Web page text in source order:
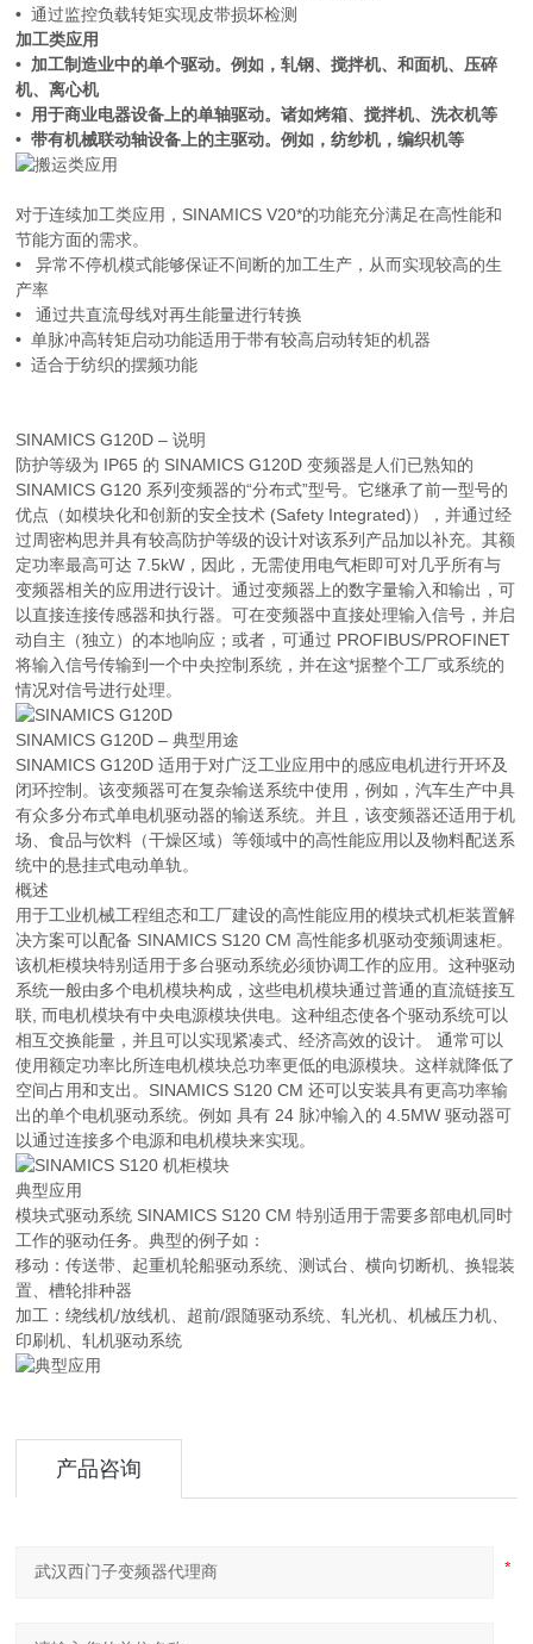
•通过监控负载转矩实现皮带损坏检测
加工类应用
• 加工制造业中的单个驱动。例如，轧钢、搅拌机、和面机、压碎
机、离心机
• 用于商业电器设备上的单轴驱动。诸如烤箱、搅拌机、洗衣机等
• 带有机械联动轴设备上的主驱动。例如，纺纱机，编织机等
对于连续加工类应用，SINAMICS V20*的功能充分满足在高性能和
节能方面的需求。
•异常不停机模式能够保证不间断的加工生产，从而实现较高的生
产率
•通过共直流母线对再生能量进行转换
•单脉冲高转矩启动功能适用于带有较高启动转矩的机器
•适合于纺织的摆频功能
SINAMICS G120D – 说明
防护等级为 IP65 的 SINAMICS G120D 变频器是人们已熟知的
SINAMICS G120 系列变频器的“分布式”型号。它继承了前一型号的
优点（如模块化和创新的安全技术 (Safety Integrated)），并通过经
过周密构思并具有较高防护等级的设计对该系列产品加以补充。其额
定功率最高可达 7.5kW，因此，无需使用电气柜即可对几乎所有与
变频器相关的应用进行设计。通过变频器上的数字量输入和输出，可
以直接连接传感器和执行器。可在变频器中直接处理输入信号，并启
动自主（独立）的本地响应；或者，可通过 PROFIBUS/PROFINET
将输入信号传输到一个中央控制系统，并在这*据整个工厂或系统的
情况对信号进行处理。
SINAMICS G120D – 典型用途
SINAMICS G120D 适用于对广泛工业应用中的感应电机进行开环及
闭环控制。该变频器可在复杂输送系统中使用，例如，汽车生产中具
有众多分布式单电机驱动器的输送系统。并且，该变频器还适用于机
场、食品与饮料（干燥区域）等领域中的高性能应用以及物料配送系
统中的悬挂式电动单轨。
概述
用于工业机械工程组态和工厂建设的高性能应用的模块式机柜装置解
决方案可以配备 SINAMICS S120 CM 高性能多机驱动变频调速柜。
该机柜模块特别适用于多台驱动系统必须协调工作的应用。这种驱动
系统一般由多个电机模块构成，这些电机模块通过普通的直流链接互
联, 而电机模块有中央电源模块供电。这种组态使各个驱动系统可以
相互交换能量，并且可以实现紧凑式、经济高效的设计。 通常可以
使用额定功率比所连电机模块总功率更低的电源模块。这样就降低了
空间占用和支出。SINAMICS S120 CM 还可以安装具有更高功率输
出的单个电机驱动系统。例如 具有 24 脉冲输入的 4.5MW 驱动器可
以通过连接多个电源和电机模块来实现。
典型应用
模块式驱动系统 SINAMICS S120 CM 特别适用于需要多部电机同时
工作的驱动任务。典型的例子如：
移动：传送带、起重机轮船驱动系统、测试台、横向切断机、换辊装
置、槽轮排种器
加工：绕线机/放线机、超前/跟随驱动系统、轧光机、机械压力机、
印刷机、轧机驱动系统
产品咨询